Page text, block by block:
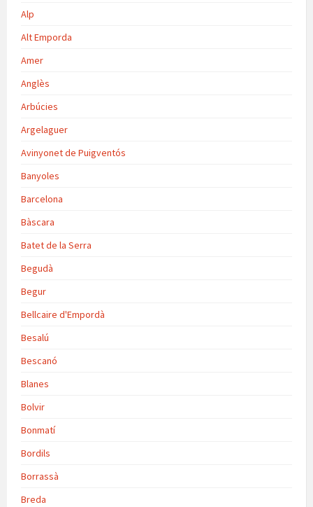
Alp
Alt Emporda
Amer
Anglès
Arbúcies
Argelaguer
Avinyonet de Puigventós
Banyoles
Barcelona
Bàscara
Batet de la Serra
Begudà
Begur
Bellcaire d'Empordà
Besalú
Bescanó
Blanes
Bolvir
Bonmatí
Bordils
Borrassà
Breda